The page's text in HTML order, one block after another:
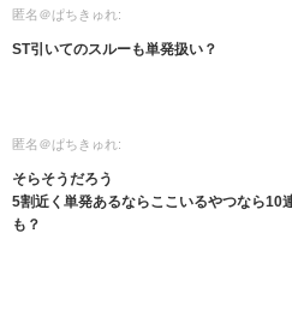
匿名＠ぱちきゅれ:
ST引いてのスルーも単発扱い？
匿名＠ぱちきゅれ:
そらそうだろう
5割近く単発あるならここいるやつなら10
も？